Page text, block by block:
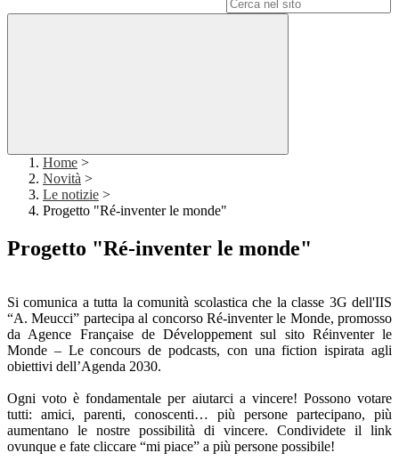
Home >
Novità >
Le notizie >
Progetto "Ré-inventer le monde"
Progetto "Ré-inventer le monde"
Si comunica a tutta la comunità scolastica che la classe 3G dell'IIS
“A. Meucci” partecipa al concorso Ré-inventer le Monde, promosso
da Agence Française de Développement sul sito Réinventer le
Monde – Le concours de podcasts, con una fiction ispirata agli
obiettivi dell’Agenda 2030.
Ogni voto è fondamentale per aiutarci a vincere! Possono votare
tutti: amici, parenti, conoscenti… più persone partecipano, più
aumentano le nostre possibilità di vincere. Condividete il link
ovunque e fate cliccare “mi piace” a più persone possibile!